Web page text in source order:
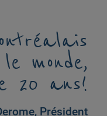
monde,
20 ans!
Président